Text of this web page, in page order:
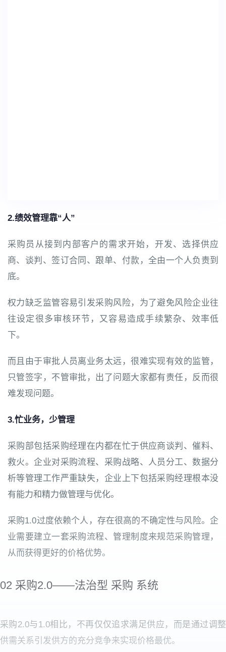
2.绩效管理靠“人”
采购员从接到内部客户的需求开始，开发、选择供应
商、谈判、签订合同、跟单、付款，全由一个人负责到
底。
权力缺乏监管容易引发采购风险，为了避免风险企业往
往设定很多审核环节，又容易造成手续繁杂、效率低
下。
而且由于审批人员离业务太远，很难实现有效的监管，
只管签字，不管审批，出了问题大家都有责任，反而很
难发现问题。
3.忙业务，少管理
采购部包括采购经理在内都在忙于供应商谈判、催料、
救火。企业对采购流程、采购战略、人员分工、数据分
析等管理工作严重缺失，企业上下包括采购经理根本没
有能力和精力做管理与优化。
采购1.0过度依赖个人，存在很高的不确定性与风险。企
业需要建立一套采购流程、管理制度来规范采购管理，
从而获得更好的价格优势。
02 采购2.0——法治型 采购 系统
采购2.0与1.0相比，不再仅仅追求满足供应，而是通过调整
供需关系引发供方的充分竞争来实现价格最优。